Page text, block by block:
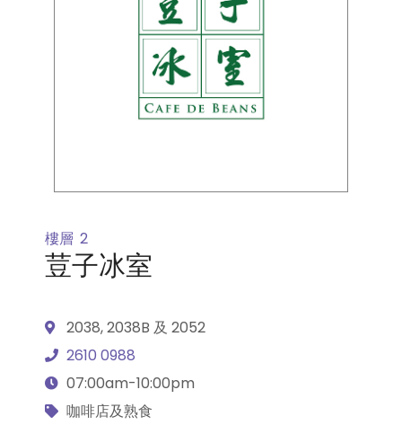
樓層 2
荳子冰室
2038, 2038B 及 2052
2610 0988
07:00am-10:00pm
咖啡店及熟食